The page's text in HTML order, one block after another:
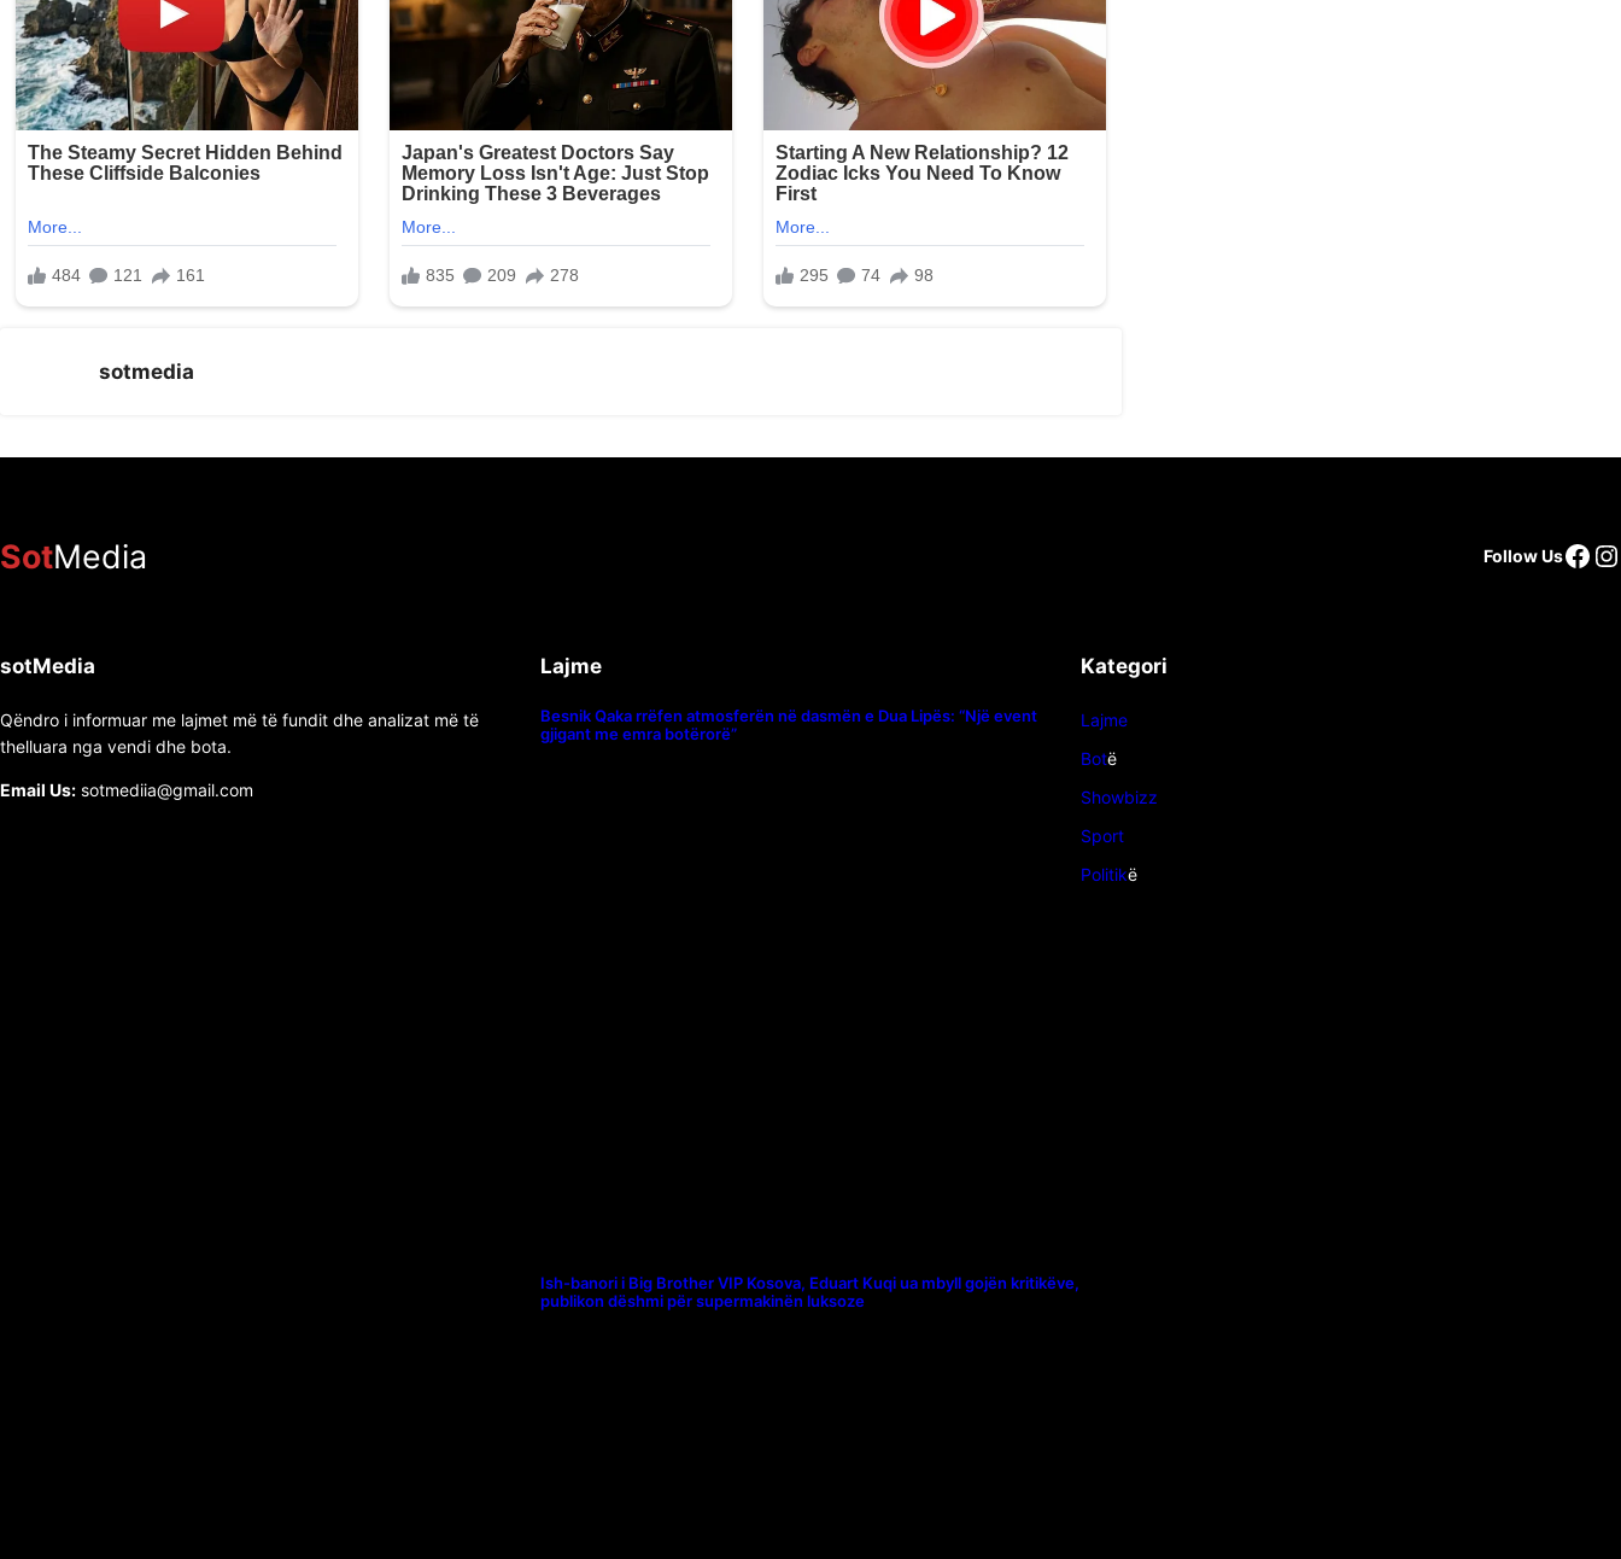
sotmedia
SotMedia Follow Us
sotMedia
Qëndro i informuar me lajmet më të fundit dhe analizat më të
thelluara nga vendi dhe bota.
Email Us: sotmediia@gmail.com
Lajme
Besnik Qaka rrëfen atmosferën në dasmën e Dua Lipës: “Një event
gjigant me emra botërorë”
Ish-banori i Big Brother VIP Kosova, Eduart Kuqi ua mbyll gojën kritikëve,
publikon dëshmi për supermakinën luksoze
Kategori
Lajme
Botë
Showbizz
Sport
Politikë